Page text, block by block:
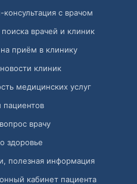
с врачом
врачей и клиник
приём в клинику
клиник
медицинских услуг
врачу
здоровье
полезная информация
кабинет пациента